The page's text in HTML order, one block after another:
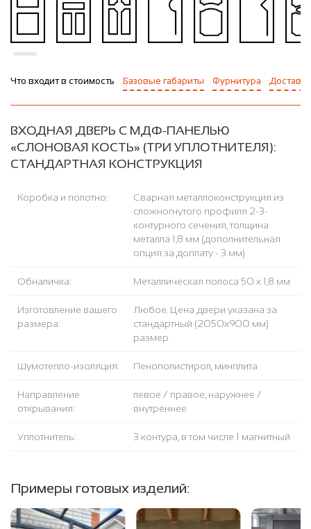
Что входит в стоимость Базовые габариты Фурнитура Доставка
ВХОДНАЯ ДВЕРЬ С МДФ-ПАНЕЛЬЮ
«СЛОНОВАЯ КОСТЬ» (ТРИ УПЛОТНИТЕЛЯ):
СТАНДАРТНАЯ КОНСТРУКЦИЯ
Коробка и полотно:
Сварная металлоконструкция из
сложногнутого профиля 2-3-
контурного сечения, толщина
металла 1,8 мм (дополнительная
опция за доплату - 3 мм)
Обналичка: Металлическая полоса 50 х 1,8 мм
Изготовление вашего
размера:
Любое. Цена двери указана за
стандартный (2050x900 мм)
размер
Шумотепло-изоляция: Пенополистирол, минплита
Направление
открывания:
левое / правое, наружнее /
внутреннее
Уплотнитель: 3 контура, в том числе 1 магнитный
Примеры готовых изделий: